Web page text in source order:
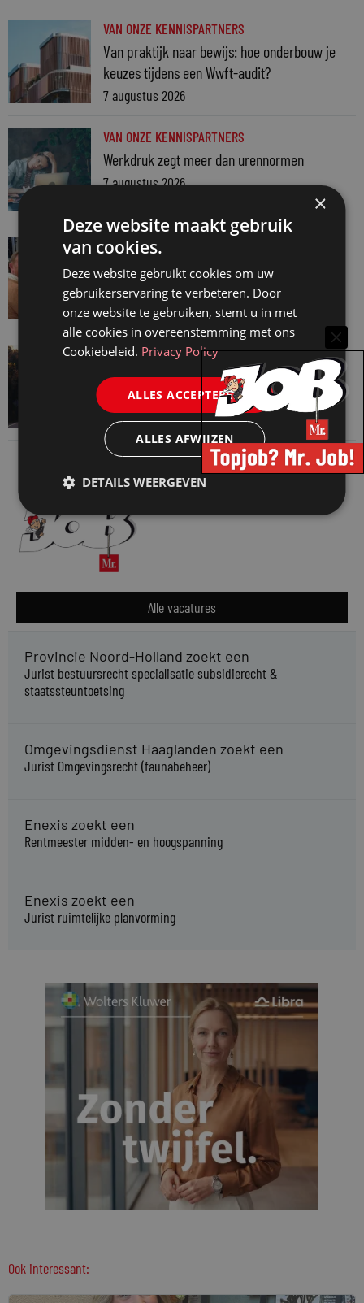
VAN ONZE KENNISPARTNERS
Van praktijk naar bewijs: hoe onderbouw je
keuzes tijdens een Wwft-audit?
7 augustus 2026
VAN ONZE KENNISPARTNERS
Werkdruk zegt meer dan urennormen
7 augustus 2026
VAN ONZE KENNISPARTNERS
Martin Woodward: waarom geen enkel
advocatenkantoor hetzelfde kan blijven
4 augustus 2026
VAN ONZE KENNISPARTNERS
Waarom standaard carrièrepaden talent
kosten
31 juli 2026
Alle vacatures
Provincie Noord-Holland zoekt een
Jurist bestuursrecht specialisatie subsidierecht &
staatssteuntoetsing
Omgevingsdienst Haaglanden zoekt een
Jurist Omgevingsrecht (faunabeheer)
Enexis zoekt een
Rentmeester midden- en hoogspanning
Enexis zoekt een
Jurist ruimtelijke planvorming
Ook interessant:
×
Deze website maakt gebruik
van cookies.
Deze website gebruikt cookies om uw
gebruikerservaring te verbeteren. Door
onze website te gebruiken, stemt u in met
alle cookies in overeenstemming met ons
Cookiebeleid. Privacy Policy
ALLES ACCEPTEREN
ALLES AFWIJZEN
DETAILS WEERGEVEN